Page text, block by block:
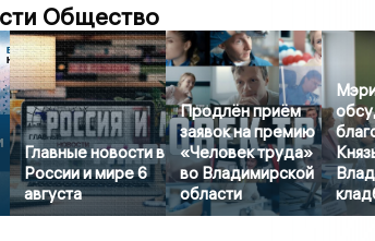
Общество
Главные новости в
России и мире 6
августа
Продлён приём
заявок на премию
«Человек труда»
во Владимирской
области